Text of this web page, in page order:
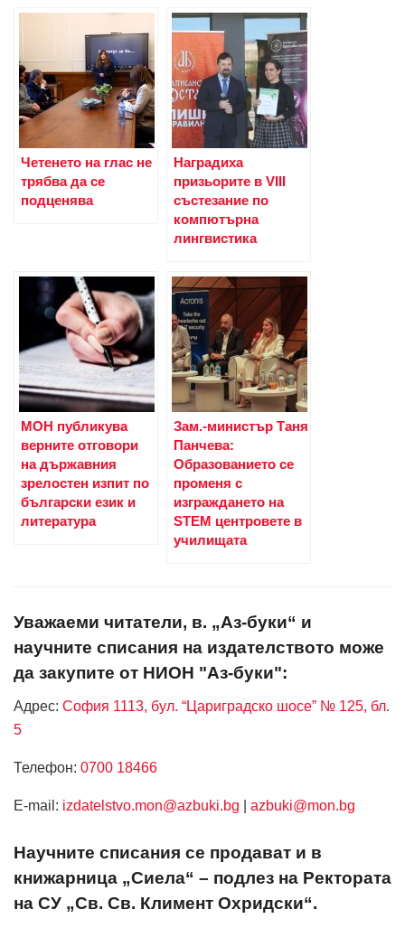
Четенето на глас не
трябва да се
подценява
Наградиха
призьорите в VIII
състезание по
компютърна
лингвистика
МОН публикува
верните отговори
на държавния
зрелостен изпит по
български език и
литература
Зам.-министър Таня
Панчева:
Образованието се
променя с
изграждането на
STEM центровете в
училищата
Уважаеми читатели, в. „Аз-буки“ и
научните списания на издателството може
да закупите от НИОН "Аз-буки":
Адрес: София 1113, бул. “Цариградско шосе” № 125, бл.
5
Телефон: 0700 18466
Е-mail: izdatelstvo.mon@azbuki.bg azbuki@mon.bg
Научните списания се продават и в
книжарница „Сиела“ – подлез на Ректората
на СУ „Св. Св. Климент Охридски“.